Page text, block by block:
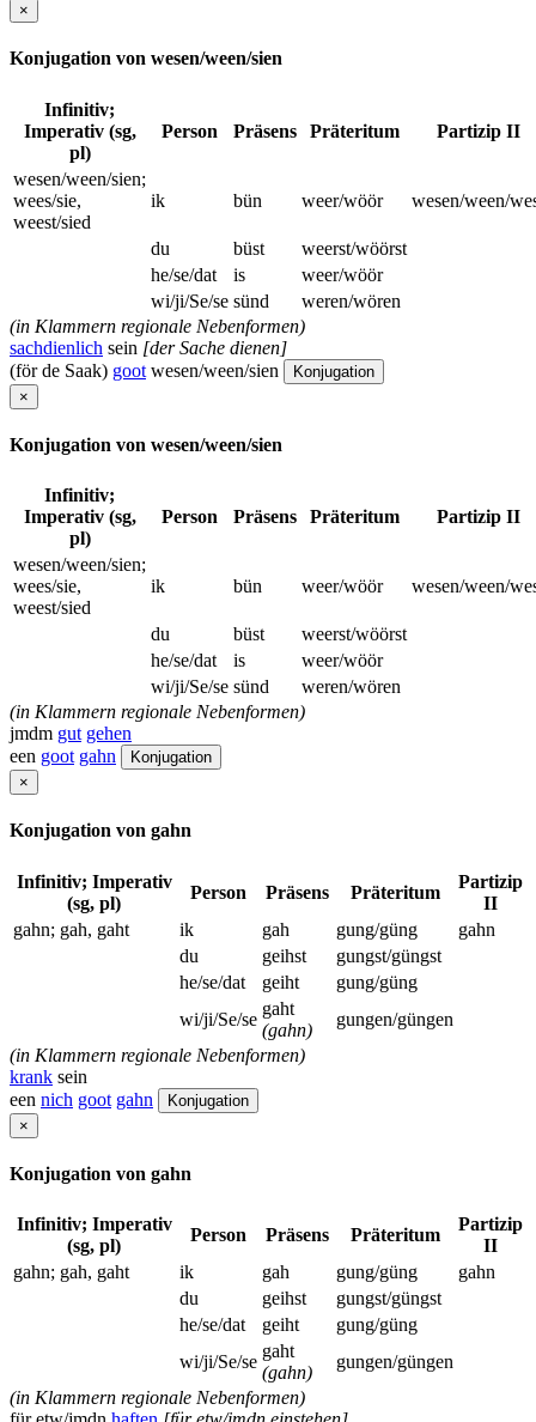
×
Konjugation von wesen/ween/sien
Infinitiv;
Imperativ (sg,
pl)
Person Präsens Präteritum Partizip II
wesen/ween/sien;
wees/sie,
weest/sied
ik bün weer/wöör wesen/ween/
du büst
weerst/wöörst
he/se/dat
is
weer/wöör
wi/ji/Se/se sünd
weren/wören
(in Klammern regionale Nebenformen)
sachdienlich sein [der Sache dienen]
(för de Saak) goot wesen/ween/sien
Konjugation
×
Konjugation von wesen/ween/sien
Infinitiv;
Imperativ (sg,
pl)
Person Präsens Präteritum Partizip II
wesen/ween/sien;
wees/sie,
weest/sied
ik bün weer/wöör wesen/ween/
du büst
weerst/wöörst
he/se/dat
is
weer/wöör
wi/ji/Se/se sünd
weren/wören
(in Klammern regionale Nebenformen)
jmdm gut gehen
een goot gahn
Konjugation
×
Konjugation von gahn
Infinitiv; Imperativ
(sg, pl)
Person Präsens Präteritum
Partizip
II
gahn; gah, gaht
ik gah gung/güng
gahn
du
geihst
gungst/güngst
he/se/dat
geiht
gung/güng
wi/ji/Se/se
gaht
(gahn)
gungen/güngen
(in Klammern regionale Nebenformen)
krank sein
een nich goot gahn
Konjugation
×
Konjugation von gahn
Infinitiv; Imperativ
(sg, pl)
Person Präsens Präteritum
Partizip
II
gahn; gah, gaht
ik gah gung/güng
gahn
du
geihst
gungst/güngst
he/se/dat
geiht
gung/güng
wi/ji/Se/se
gaht
(gahn)
gungen/güngen
(in Klammern regionale Nebenformen)